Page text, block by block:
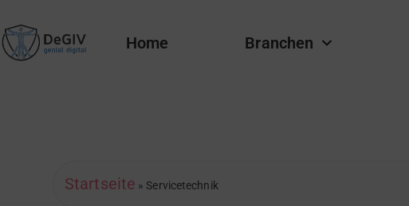
Home Branchen
Startseite » Servicetechnik